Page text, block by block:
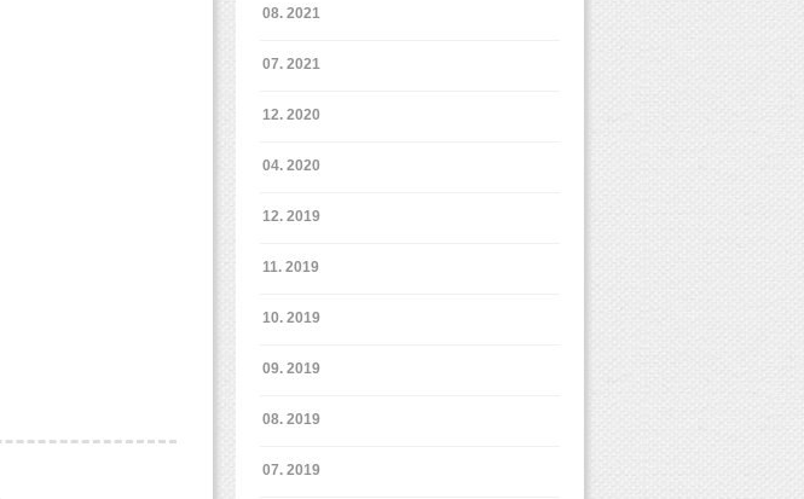
8. 2021
7. 2021
12. 2020
4. 2020
12. 2019
11. 2019
10. 2019
9. 2019
8. 2019
7. 2019